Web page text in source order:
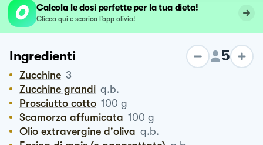
Calcola le dosi perfette per la tua dieta!
Clicca qui e scarica l’app olivia!
Ingredienti 5
Zucchine 3
Zucchine grandi q.b.
Prosciutto cotto 100 g
Scamorza affumicata 100 g
Olio extravergine d'oliva q.b.